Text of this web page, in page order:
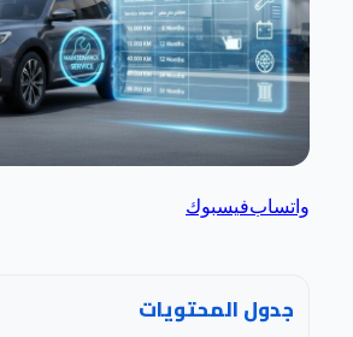
واتسابفيسبوك
جدول المحتويات